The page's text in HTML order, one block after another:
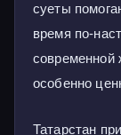
суеты
время по-
современной
особенно
Татарстан